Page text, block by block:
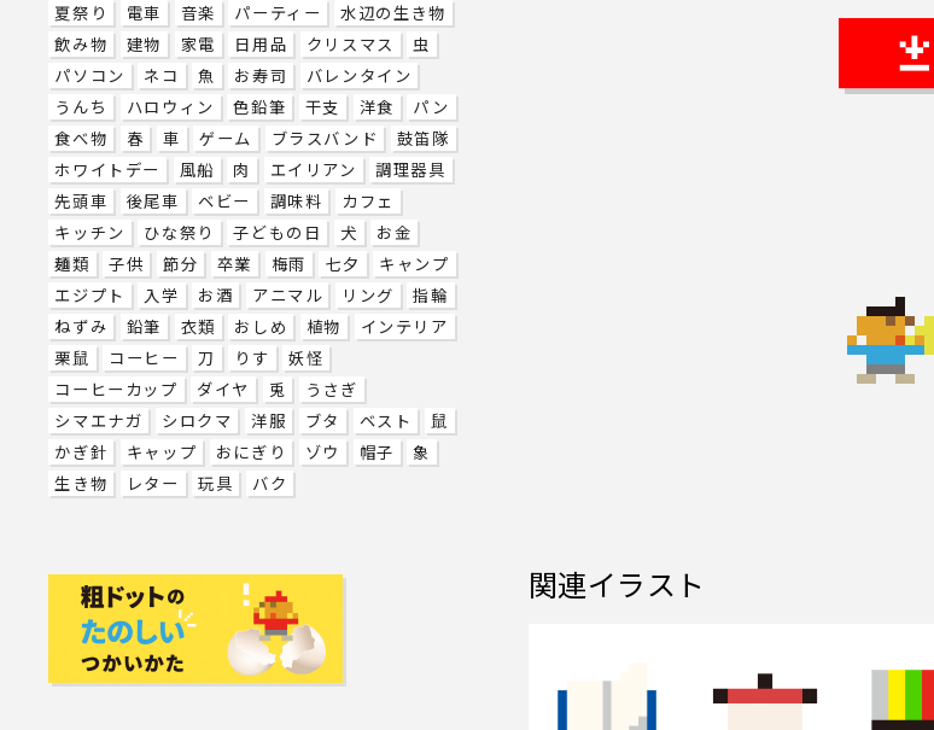
夏祭り
電車 音楽 パーティー
水辺の生き物
飲み物
建物 家電 日用品 クリスマス
虫
パソコン
ネコ 魚 お寿司
バレンタイン
うんち
ハロウィン 色鉛筆 干支 洋食
パン
食べ物
春 車 ゲーム ブラスバンド
鼓笛隊
ホワイトデー
風船 肉 エイリアン
調理器具
先頭車
後尾車 ベビー 調味料
カフェ
キッチン
ひな祭り 子どもの日 犬
お金
麺類
子供 節分 卒業 梅雨 七夕
キャンプ
エジプト
入学 お酒 アニマル リング
指輪
ねずみ
鉛筆 衣類 おしめ 植物
インテリア
栗鼠
コーヒー 刀 りす
妖怪
コーヒーカップ
ダイヤ 兎
うさぎ
シマエナガ
シロクマ 洋服 ブタ ベスト
鼠
かぎ針
キャップ おにぎり ゾウ 帽子
象
生き物
レター 玩具 バク
関連イラスト